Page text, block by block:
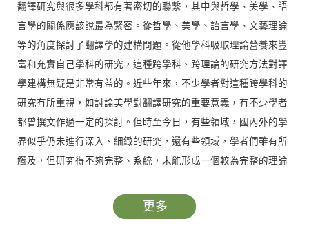
翻譯研究與很多學科都有著密切的聯繫，其中與哲學、美學、語
言學的關係應該說最為緊密。從哲學、美學、語言學、文藝理論
等的角度探討了翻譯學的建構問題。從他學科吸取理論營養來豐
富和充實自己學科的研究，這種跨學科、跨理論的研究方法對譯
學建構無疑是非常有益的。近些年來，不少學者對這種跨學科的
研究有所重視，如討論美學對翻譯研究的重要意義，有不少學者
都曾撰文作過一定的探討。但時至今日，有些領域，國內外的學
界似乎仍未進行深入、細緻的研究，還有些領域，學者們雖有所
觸及，但研究得不夠完整、系統，未能形成一個較為完整的理論
建構的意義，仍有著很大的必要性。本書共六章，第一章中，探
討中國古代闡釋學理論與翻譯研究的關係。闡釋學為美學的組成
更多